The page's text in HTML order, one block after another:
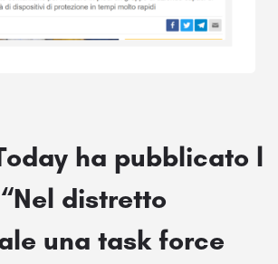
ha pubblicato l
distretto
una task force